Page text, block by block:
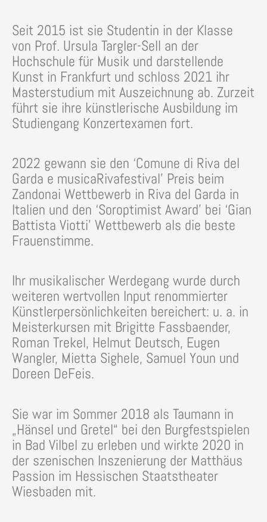
Seit 2015 ist sie Studentin in der Klasse
von Prof. Ursula Targler-Sell an der
Hochschule für Musik und darstellende
Kunst in Frankfurt und schloss 2021 ihr
Masterstudium mit Auszeichnung ab. Zurzeit
führt sie ihre künstlerische Ausbildung im
Studiengang Konzertexamen fort.
2022 gewann sie den ‘Comune di Riva del
Garda e musicaRivafestival’ Preis beim
Zandonai Wettbewerb in Riva del Garda in
Italien und den ‘Soroptimist Award’ bei ‘Gian
Battista Viotti’ Wettbewerb als die beste
Frauenstimme.
Ihr musikalischer Werdegang wurde durch
weiteren wertvollen Input renommierter
Künstlerpersönlichkeiten bereichert: u. a. in
Meisterkursen mit Brigitte Fassbaender,
Roman Trekel, Helmut Deutsch, Eugen
Wangler, Mietta Sighele, Samuel Youn und
Doreen DeFeis.
Sie war im Sommer 2018 als Taumann in
„Hänsel und Gretel“ bei den Burgfestspielen
in Bad Vilbel zu erleben und wirkte 2020 in
der szenischen Inszenierung der Matthäus
Passion im Hessischen Staatstheater
Wiesbaden mit.